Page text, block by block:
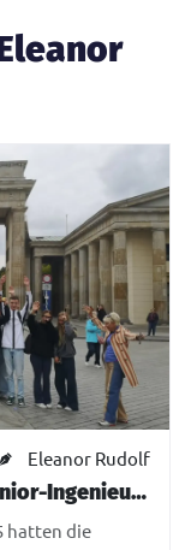
Eleanor Rudolf
Ungarn-Schüleraustausch der Junior-Ingenieur-Akademie 2025
hatten die